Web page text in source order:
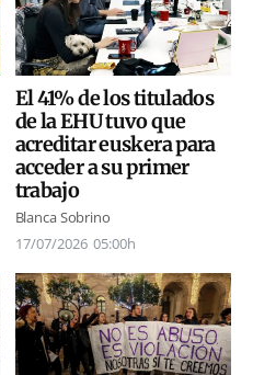
El 41% de los titulados
de la EHU tuvo que
acreditar euskera para
acceder a su primer
trabajo
Blanca Sobrino
17/07/2026 05:00h